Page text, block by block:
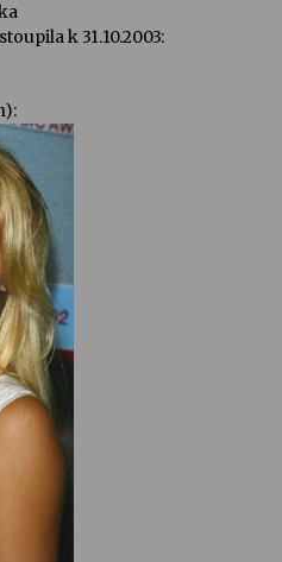
k 31.10.2003: